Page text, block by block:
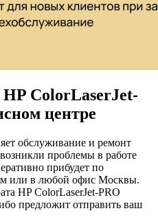
ColorLaserJet-
центре
обслуживание и ремонт
проблемы в работе
прибудет по
или в любой офис Москвы.
HP ColorLaserJet-PRO
предложит отправить ваш